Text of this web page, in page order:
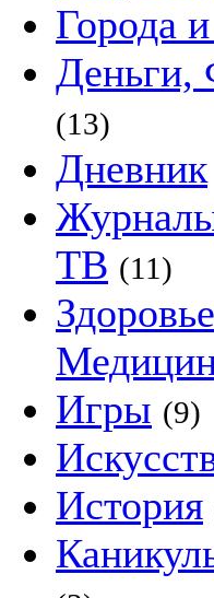
Города
Деньги,
(13)
Дневник
ТВ (11)
Игры (9)
История